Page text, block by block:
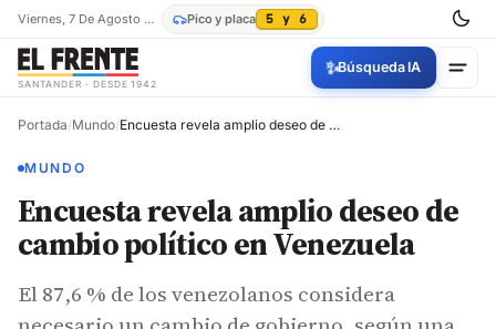
Viernes, 7 De Agosto De 2026 Pico y placa 5 y 6
SANTANDER · DESDE 1942
✨Búsqueda IA
Portada/Mundo/ Encuesta revela amplio deseo de cambio político en Venezuela
MUNDO
Encuesta revela amplio deseo de
cambio político en Venezuela
El 87,6 % de los venezolanos considera